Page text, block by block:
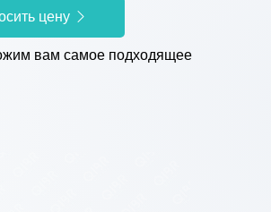
цену
вам самое подходящее